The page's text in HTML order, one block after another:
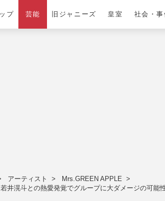
プ 芸能 旧ジャニーズ 皇室 社会・事
アーティスト
Mrs.GREEN APPLE
若井滉斗との熱愛発覚でグループに大ダメージの可能